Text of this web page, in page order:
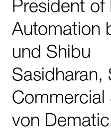
Automation
und Shibu
von